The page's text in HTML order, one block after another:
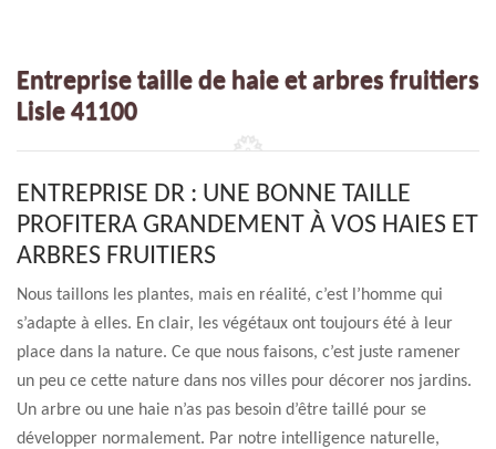
Entreprise taille de haie et arbres fruitiers
Lisle 41100
ENTREPRISE DR : UNE BONNE TAILLE
PROFITERA GRANDEMENT À VOS HAIES ET
ARBRES FRUITIERS
Nous taillons les plantes, mais en réalité, c’est l’homme qui
s’adapte à elles. En clair, les végétaux ont toujours été à leur
place dans la nature. Ce que nous faisons, c’est juste ramener
un peu ce cette nature dans nos villes pour décorer nos jardins.
Un arbre ou une haie n’as pas besoin d’être taillé pour se
développer normalement. Par notre intelligence naturelle,